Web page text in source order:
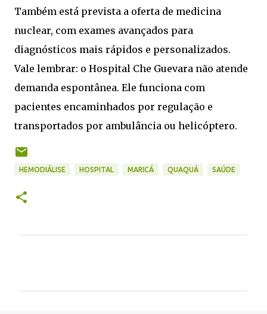
Também está prevista a oferta de medicina
nuclear, com exames avançados para
diagnósticos mais rápidos e personalizados.
Vale lembrar: o Hospital Che Guevara não atende
demanda espontânea. Ele funciona com
pacientes encaminhados por regulação e
transportados por ambulância ou helicóptero.
HEMODIÁLISE HOSPITAL MARICÁ QUAQUÁ SAÚDE